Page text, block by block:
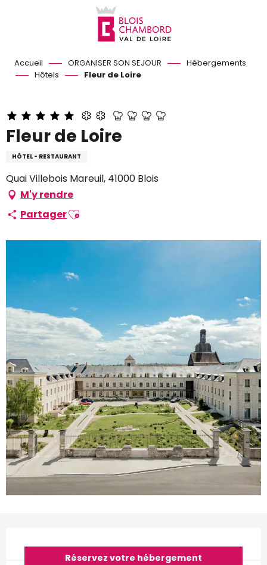
Accueil ORGANISER SON SEJOUR
Hébergements
Hôtels
Fleur de Loire
Fleur de Loire
HÔTEL - RESTAURANT
Quai Villebois Mareuil, 41000 Blois
M'y rendre
PartagerAjouter aux favoris
Ouverture et coordonnées
Réservez votre hébergement